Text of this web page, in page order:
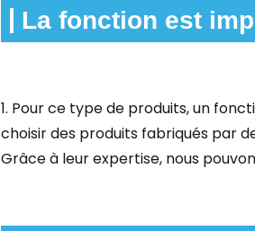
La fonction est
1. Pour ce type de produits, un
choisir des produits fabriqués par
Grâce à leur expertise, nous